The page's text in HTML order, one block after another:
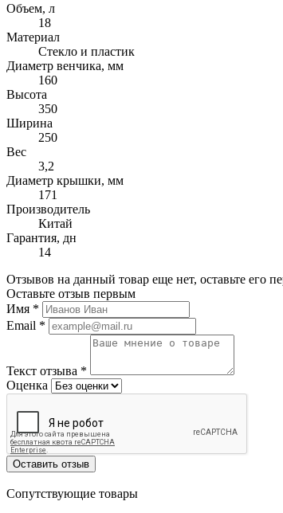
Объем, л
18
Материал
Стекло и пластик
Диаметр венчика, мм
160
Высота
350
Ширина
250
Вес
3,2
Диаметр крышки, мм
171
Производитель
Китай
Гарантия, дн
14
Отзывов на данный товар еще нет, оставьте его
Оставьте отзыв первым
Имя *
Email *
Текст отзыва *
Оценка
Оставить отзыв
Сопутствующие товары